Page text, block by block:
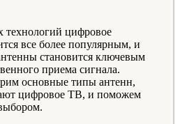
цифровое
все более популярным, и
становится ключевым
приема сигнала.
основные типы антенн,
цифровое ТВ, и поможем